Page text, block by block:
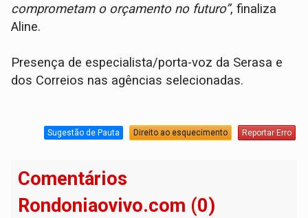
comprometam o orçamento no futuro”, finaliza
Aline.
Presença de especialista/porta-voz da Serasa e
dos Correios nas agências selecionadas.
Sugestão de Pauta Direito ao esquecimento Reportar Erro
Comentários
Rondoniaovivo.com (0)